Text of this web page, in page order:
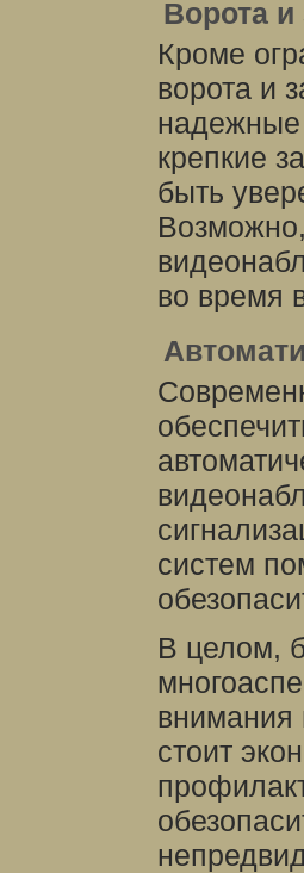
Ворота и
Кроме
ворота и
надежные
крепкие
быть
во время
систем
В целом,
внимания
стоит